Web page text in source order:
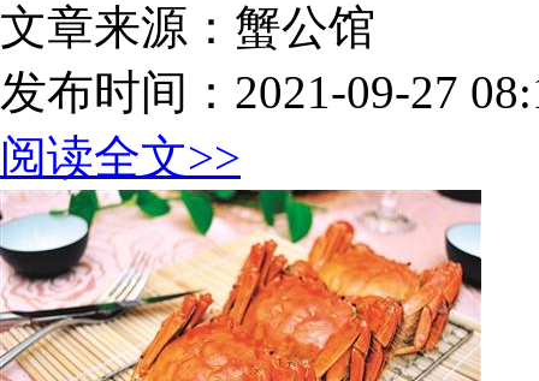
文章来源：蟹公馆
发布时间：2021-09-27
阅读全文>>